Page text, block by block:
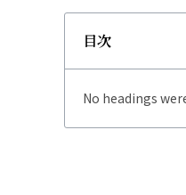
目次
No headings